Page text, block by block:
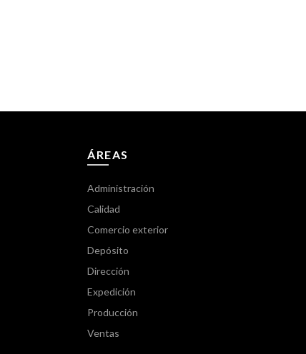
ÁREAS
Administración
Calidad
Comercio exterior
Depósito
Dirección
Expedición
Producción
Ventas